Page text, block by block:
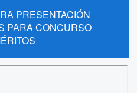
PRESENTACIÓN
PARA CONCURSO